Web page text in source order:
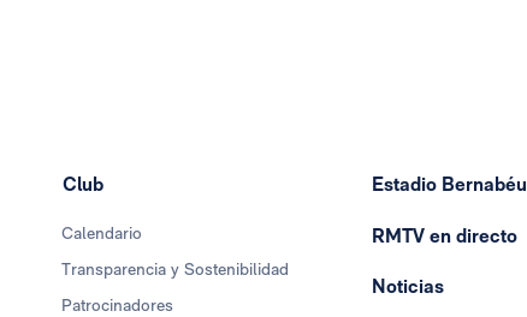
Club
Calendario
Transparencia y Sostenibilidad
Patrocinadores
Estadio Bernabéu
RMTV en directo
Noticias